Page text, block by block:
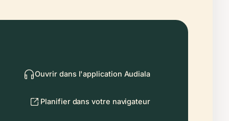
Ouvrir dans l'application Audiala
Planifier dans votre navigateur